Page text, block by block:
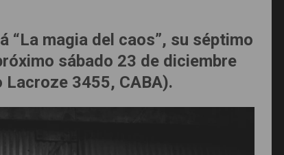
“La magia del caos”, su séptimo
sábado 23 de diciembre
3455, CABA).